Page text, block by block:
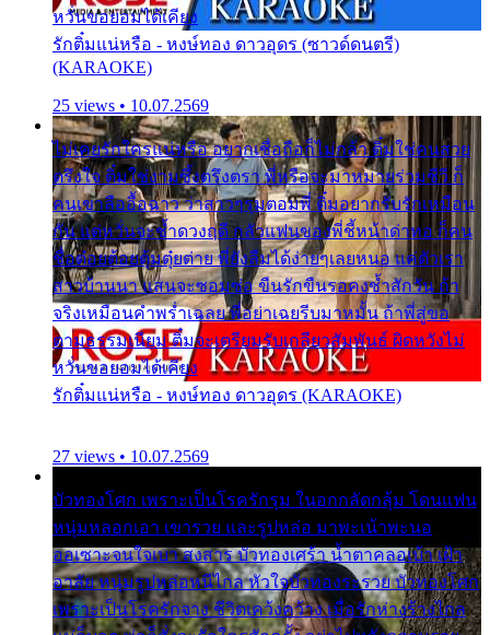
หวั่นขอยอมได้เคียง
รักติ๋มแน่หรือ - หงษ์ทอง ดาวอุดร (ซาวด์ดนตรี)
(KARAOKE)
25 views • 10.07.2569
ไม่เคยรักใครแน่หรือ อยากเชื่อถือก็ไม่กล้า ติ๋มใช่คนสวย
ตรึงใจ ติ๋มใช่งามซึ้งตรึงตรา พี่หรือจะมาหมายร่วมชีวี ก็
คนเขาลืออื้อฉาว ว่าสาวๆรุมตอมพี่ ติ๋มอยากรับรักเหมือน
กัน แต่หวั่นจะช้ำดวงฤดี กลัวแฟนของพี่ชี้หน้าด่าทอ ก็คน
ชื่อต๋อยต้อยตุ้มตุ๋ยต่าย พี่ยังลืมได้ง่ายๆเลยหนอ แค่ตัวเรา
สาวบ้านนา แสนจะซอมซ่อ ขืนรักขืนรอคงช้ำสักวัน ถ้า
จริงเหมือนคำพร่ำเฉลย พี่อย่าเฉยรีบมาหมั้น ถ้าพี่สู่ขอ
ตามธรรมเนียม ติ๋มจะเตรียมรับเกลียวสัมพันธ์ ผิดหวังไม่
หวั่นขอยอมได้เคียง
รักติ๋มแน่หรือ - หงษ์ทอง ดาวอุดร (KARAOKE)
27 views • 10.07.2569
บัวทองโศก เพราะเป็นโรครักรุม ในอกกลัดกลุ้ม โดนแฟน
หนุ่มหลอกเอา เขารวย และรูปหล่อ มาพะเน้าพะนอ
ออเซาะจนใจเบา สงสาร บัวทองเศร้า น้ำตาคลอเบ้า เฝ้า
อาลัย หนุ่มรูปหล่อหนีไกล หัวใจบัวทองระรวย บัวทองโศก
เพราะเป็นโรครักจาง ชีวิตเคว้งคว้าง เมื่อรักห่างร้างไกล